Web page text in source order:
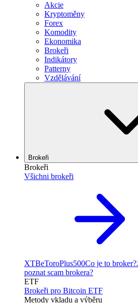
Akcie
Kryptoměny
Forex
Komodity
Ekonomika
Brokeři
Indikátory
Patterny
Vzdělávání
Brokeři
Brokeři
Všichni brokeři
XTBeToroPlus500Co je to broker?
poznat scam brokera?
ETF
Brokeři pro Bitcoin ETF
Metody vkladu a výběru